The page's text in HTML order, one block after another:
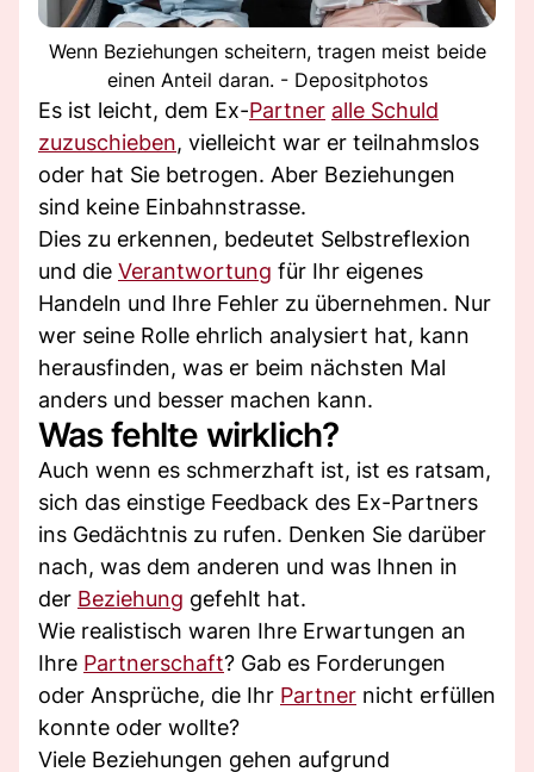
Wenn Beziehungen scheitern, tragen meist beide
einen Anteil daran. - Depositphotos
Es ist leicht, dem Ex-Partner alle Schuld
zuzuschieben, vielleicht war er teilnahmslos
oder hat Sie betrogen. Aber Beziehungen
sind keine Einbahnstrasse.
Dies zu erkennen, bedeutet Selbstreflexion
und die Verantwortung für Ihr eigenes
Handeln und Ihre Fehler zu übernehmen. Nur
wer seine Rolle ehrlich analysiert hat, kann
herausfinden, was er beim nächsten Mal
anders und besser machen kann.
Was fehlte wirklich?
Auch wenn es schmerzhaft ist, ist es ratsam,
sich das einstige Feedback des Ex-Partners
ins Gedächtnis zu rufen. Denken Sie darüber
nach, was dem anderen und was Ihnen in
der Beziehung gefehlt hat.
Wie realistisch waren Ihre Erwartungen an
Ihre Partnerschaft? Gab es Forderungen
oder Ansprüche, die Ihr Partner nicht erfüllen
konnte oder wollte?
Viele Beziehungen gehen aufgrund